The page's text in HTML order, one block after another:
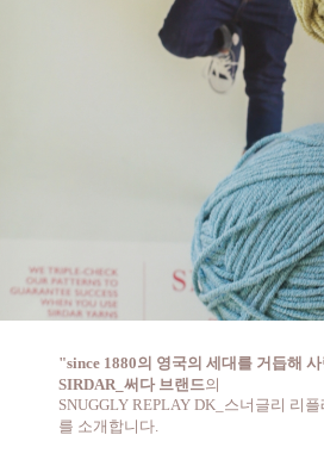
"since 1880의 영국의 세대를 거듭해
SIRDAR_써다 브랜드의
SNUGGLY REPLAY DK_스너글리 리
를 소개합니다.